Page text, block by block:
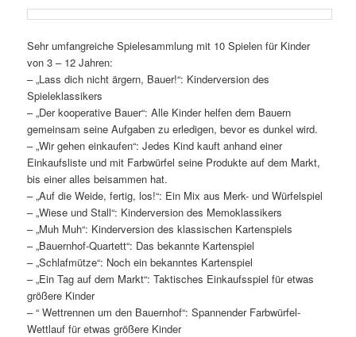
Sehr umfangreiche Spielesammlung mit 10 Spielen für Kinder
von 3 – 12 Jahren:
– „Lass dich nicht ärgern, Bauer!“: Kinderversion des
Spieleklassikers
– „Der kooperative Bauer“: Alle Kinder helfen dem Bauern
gemeinsam seine Aufgaben zu erledigen, bevor es dunkel wird.
– „Wir gehen einkaufen“: Jedes Kind kauft anhand einer
Einkaufsliste und mit Farbwürfel seine Produkte auf dem Markt,
bis einer alles beisammen hat.
– „Auf die Weide, fertig, los!“: Ein Mix aus Merk- und Würfelspiel
– „Wiese und Stall“: Kinderversion des Memoklassikers
– „Muh Muh“: Kinderversion des klassischen Kartenspiels
– „Bauernhof-Quartett“: Das bekannte Kartenspiel
– „Schlafmütze“: Noch ein bekanntes Kartenspiel
– „Ein Tag auf dem Markt“: Taktisches Einkaufsspiel für etwas
größere Kinder
– “ Wettrennen um den Bauernhof“: Spannender Farbwürfel-
Wettlauf für etwas größere Kinder